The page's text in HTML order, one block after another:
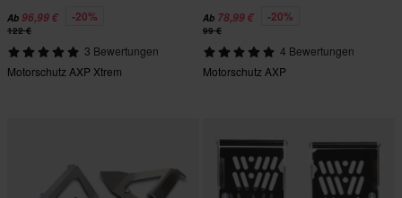
Ab 96,99 € -20%
122 €
3 Bewertungen
Motorschutz AXP Xtrem
Ab 78,99 € -20%
99 €
4 Bewertungen
Motorschutz AXP